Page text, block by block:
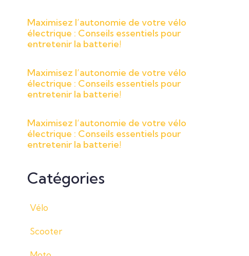
Maximisez l’autonomie de votre vélo
électrique : Conseils essentiels pour
entretenir la batterie!
Maximisez l’autonomie de votre vélo
électrique : Conseils essentiels pour
entretenir la batterie!
Maximisez l’autonomie de votre vélo
électrique : Conseils essentiels pour
entretenir la batterie!
Catégories
Vélo
Scooter